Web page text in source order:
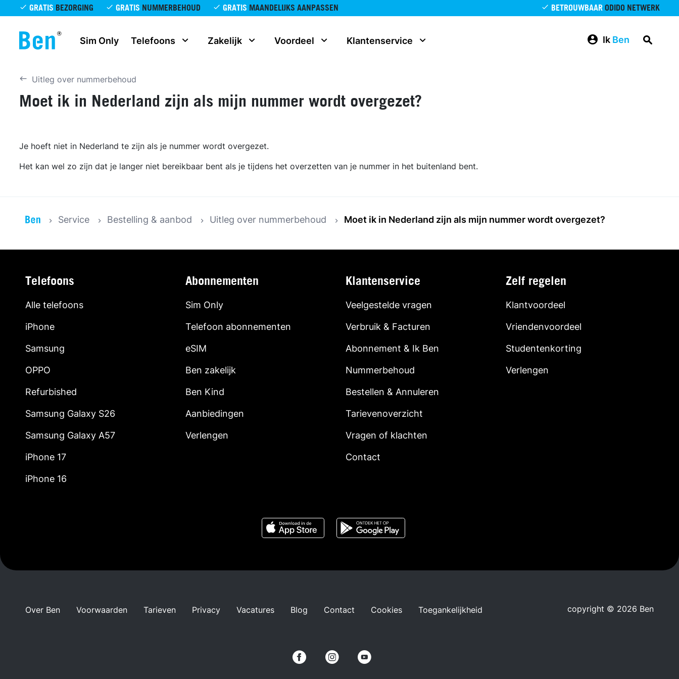
Overslaan en naar de inhoud gaan
GRATIS BEZORGING GRATIS NUMMERBEHOUD GRATIS MAANDELIJKS AANPASSEN BETROUWBAAR ODIDO NETWERK
Sim Only Telefoons Zakelijk Voordeel Klantenservice Ik Ben
Uitleg over nummerbehoud
Moet ik in Nederland zijn als mijn nummer wordt overgezet?
Je hoeft niet in Nederland te zijn als je nummer wordt overgezet.
Het kan wel zo zijn dat je langer niet bereikbaar bent als je tijdens het overzetten van je nummer in het buitenland bent.
Service Bestelling & aanbod Uitleg over nummerbehoud Moet ik in Nederland zijn als mijn nummer wordt overgezet?
Telefoons
Alle telefoons
iPhone
Samsung
OPPO
Refurbished
Samsung Galaxy S26
Samsung Galaxy A57
iPhone 17
iPhone 16
Abonnementen
Sim Only
Telefoon abonnementen
eSIM
Ben zakelijk
Ben Kind
Aanbiedingen
Verlengen
Klantenservice
Veelgestelde vragen
Verbruik & Facturen
Abonnement & Ik Ben
Nummerbehoud
Bestellen & Annuleren
Tarievenoverzicht
Vragen of klachten
Contact
Zelf regelen
Klantvoordeel
Vriendenvoordeel
Studentenkorting
Verlengen
Over Ben Voorwaarden Tarieven Privacy Vacatures Blog Contact Cookies Toegankelijkheid copyright © 2026 Ben